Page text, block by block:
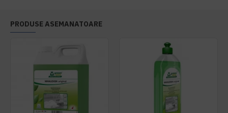
PRODUSE ASEMANATOARE